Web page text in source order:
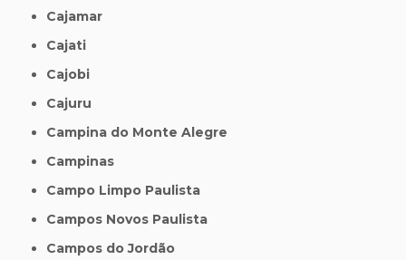
Cajamar
Cajati
Cajobi
Cajuru
Campina do Monte Alegre
Campinas
Campo Limpo Paulista
Campos Novos Paulista
Campos do Jordão